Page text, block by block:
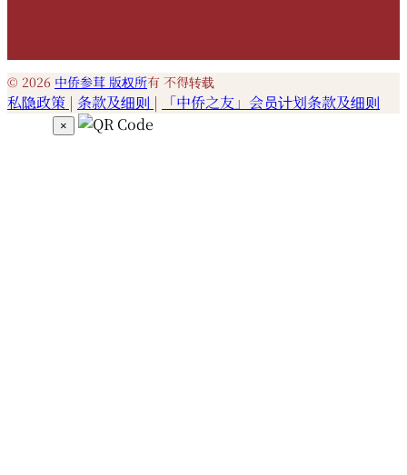
© 2026 中侨参茸 版权所有 不得转载
私隐政策 | 条款及细则 | 「中侨之友」会员计划条款及细则
×